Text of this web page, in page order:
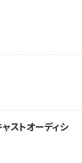
ストオーディシ